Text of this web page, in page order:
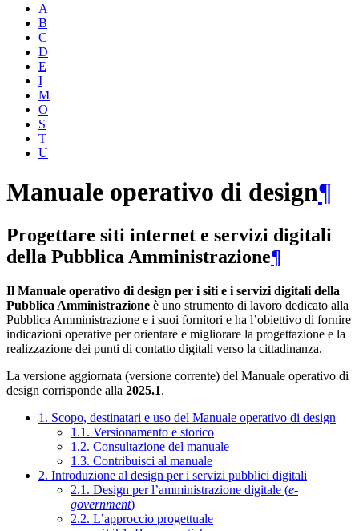
A
B
C
D
E
I
M
O
S
T
U
Manuale operativo di design¶
Progettare siti internet e servizi digitali
della Pubblica Amministrazione¶
Il Manuale operativo di design per i siti e i servizi digitali della
Pubblica Amministrazione è uno strumento di lavoro dedicato alla
Pubblica Amministrazione e i suoi fornitori e ha l’obiettivo di fornire
indicazioni operative per orientare e migliorare la progettazione e la
realizzazione dei punti di contatto digitali verso la cittadinanza.
La versione aggiornata (versione corrente) del Manuale operativo di
design corrisponde alla 2025.1.
1. Scopo, destinatari e uso del Manuale operativo di design
1.1. Versionamento e storico
1.2. Consultazione del manuale
1.3. Contribuisci al manuale
2. Introduzione al design per i servizi pubblici digitali
2.1. Design per l’amministrazione digitale (e-
government)
2.2. L’approccio progettuale